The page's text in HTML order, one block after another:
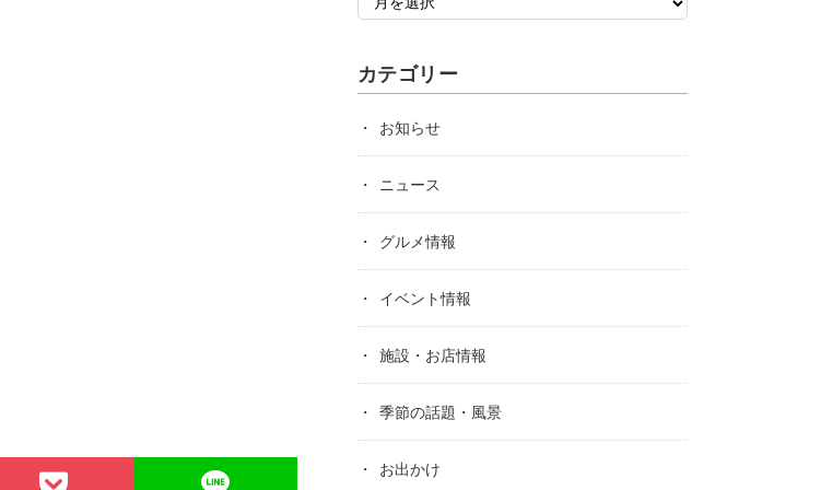
カテゴリー
お知らせ
ニュース
グルメ情報
イベント情報
施設・お店情報
季節の話題・風景
お出かけ